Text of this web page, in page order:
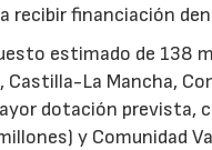
recibir financiación
estimado de 138
Castilla-La Mancha,
dotación prevista,
y Comunidad